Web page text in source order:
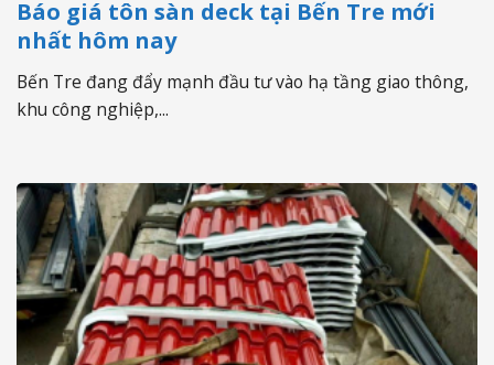
Báo giá tôn sàn deck tại Bến Tre mới
nhất hôm nay
Bến Tre đang đẩy mạnh đầu tư vào hạ tầng giao thông,
khu công nghiệp,...